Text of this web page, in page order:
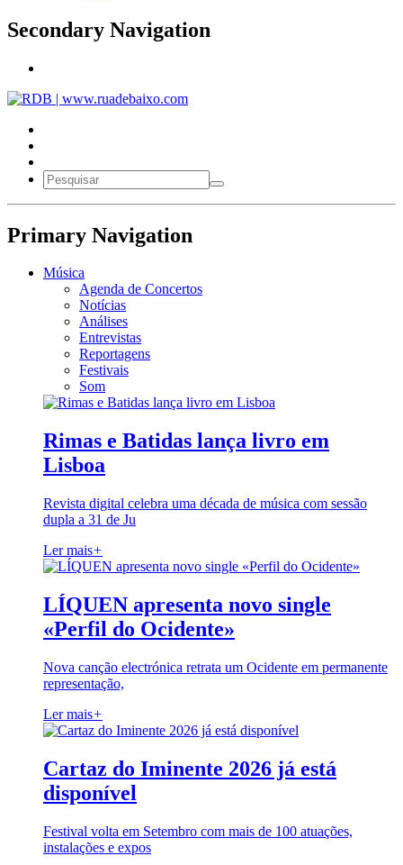
Secondary Navigation
Primary Navigation
Música
Agenda de Concertos
Notícias
Análises
Entrevistas
Reportagens
Festivais
Som
Rimas e Batidas lança livro em
Lisboa
Revista digital celebra uma década de música com sessão
dupla a 31 de Ju
Ler mais+
LÍQUEN apresenta novo single
«Perfil do Ocidente»
Nova canção electrónica retrata um Ocidente em permanente
representação,
Ler mais+
Cartaz do Iminente 2026 já está
disponível
Festival volta em Setembro com mais de 100 atuações,
instalações e expos